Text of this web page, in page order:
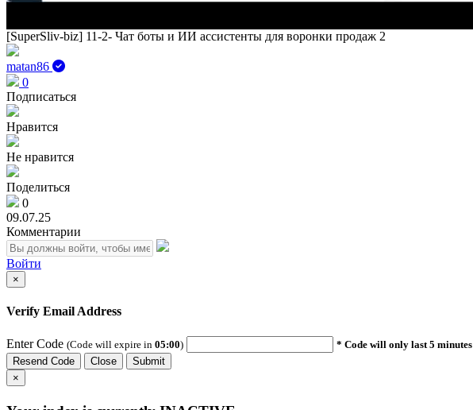
[SuperSliv-biz] 11-2- Чат боты и ИИ ассистенты для воронки продаж 2
matan86
0
Подписаться
Нравится
Не нравится
Поделиться
0
09.07.25
Комментарии
Войти
×
Verify Email Address
Enter Code (Code will expire in 05:00)
* Code will only last 5 minutes
Resend Code
Close
Submit
×